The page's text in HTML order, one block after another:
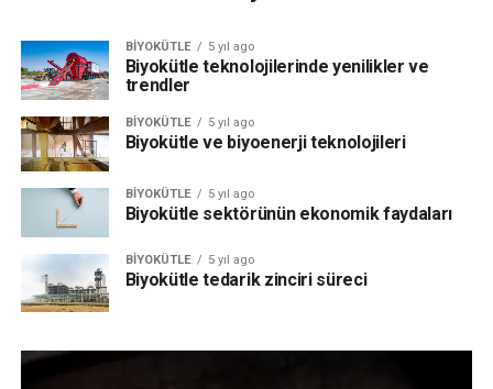
BIYOKÜTLE 5 yıl ago
Biyokütle teknolojilerinde yenilikler ve
trendler
BIYOKÜTLE 5 yıl ago
Biyokütle ve biyoenerji teknolojileri
BIYOKÜTLE 5 yıl ago
Biyokütle sektörünün ekonomik faydaları
BIYOKÜTLE 5 yıl ago
Biyokütle tedarik zinciri süreci